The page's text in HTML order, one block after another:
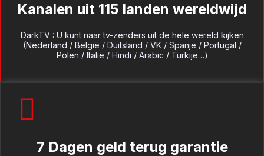
Kanalen uit 115 landen wereldwijd
DarkTV : U kunt naar tv-zenders uit de hele wereld kijken
(Nederland / België / Duitsland / VK / Spanje / Portugal /
Polen / Italië / Hindi / Arabic / Turkije…)
7 Dagen geld terug garantie